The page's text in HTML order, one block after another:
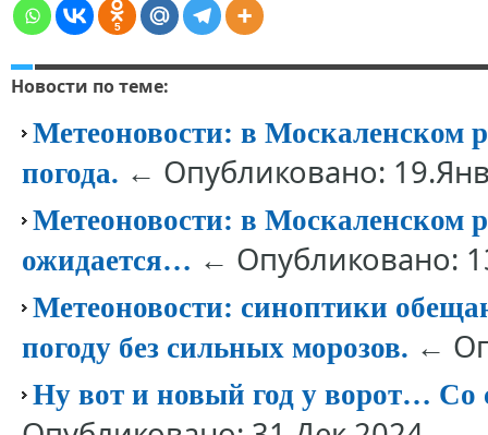
5
Новости по теме:
Метеоновости: в Москаленском
погода. ← Опубликовано:
Метеоновости: в Москаленском
ожидается… ← Опубликовано:
Метеоновости: синоптики
погоду без сильных морозов. ←
Ну вот и новый год у ворот… Со